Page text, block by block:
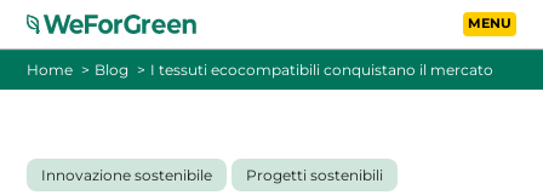
Vai al contenuto
Home Blog I tessuti ecocompatibili conquistano il mercato
Innovazione sostenibile Progetti sostenibili